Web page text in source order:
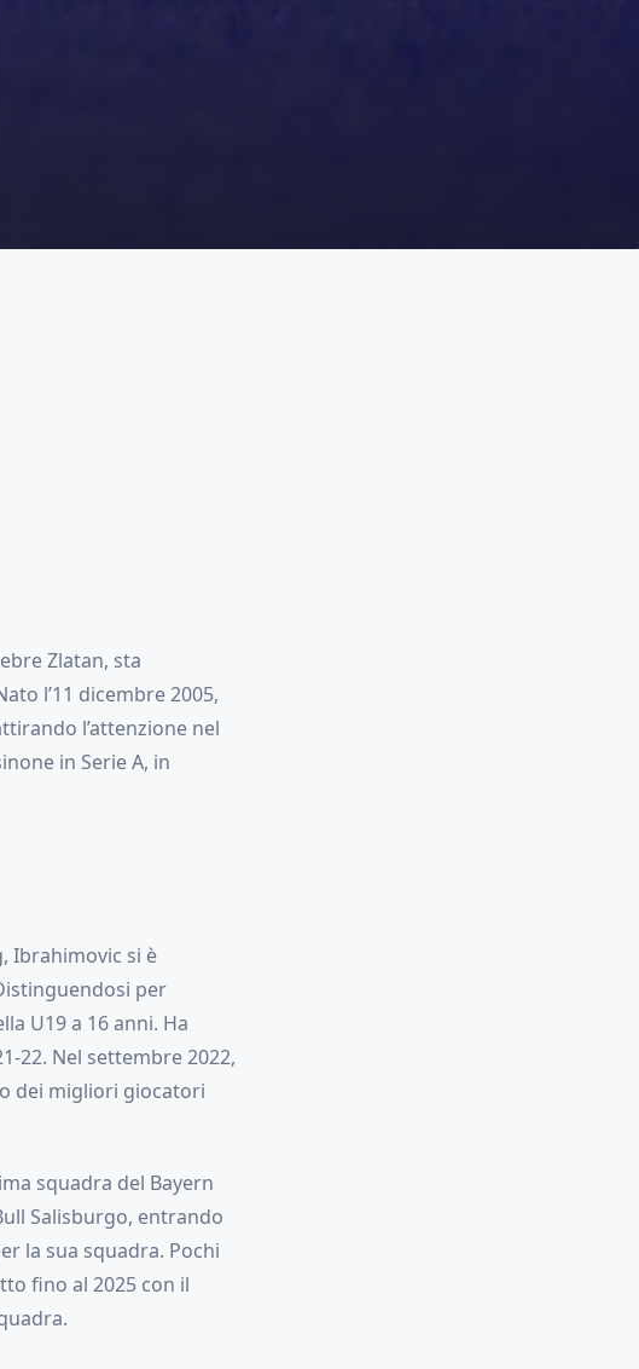
Zlatan, sta
l’11 dicembre 2005,
l’attenzione nel
in Serie A, in
Ibrahimovic si è
per
U19 a 16 anni. Ha
22. Nel settembre 2022,
dei migliori giocatori
squadra del Bayern
Salisburgo, entrando
la sua squadra. Pochi
fino al 2025 con il